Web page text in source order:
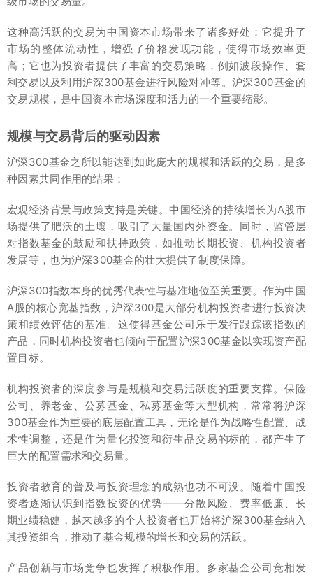
这种高活跃的交易为中国资本市场带来了诸多好处：它提升了
市场的整体流动性，增强了价格发现功能，使得市场效率更
高；它也为投资者提供了丰富的交易策略，例如波段操作、套
利交易以及利用沪深300基金进行风险对冲等。沪深300基金的
交易规模，是中国资本市场深度和活力的一个重要缩影。
规模与交易背后的驱动因素
沪深300基金之所以能达到如此庞大的规模和活跃的交易，是多
种因素共同作用的结果：
宏观经济背景与政策支持是关键。中国经济的持续增长为A股市
场提供了肥沃的土壤，吸引了大量国内外资金。同时，监管层
对指数基金的鼓励和扶持政策，如推动长期投资、机构投资者
发展等，也为沪深300基金的壮大提供了制度保障。
沪深300指数本身的优秀代表性与基准地位至关重要。作为中国
A股的核心宽基指数，沪深300是大部分机构投资者进行投资决
策和绩效评估的基准。这使得基金公司乐于发行跟踪该指数的
产品，同时机构投资者也倾向于配置沪深300基金以实现资产配
置目标。
机构投资者的深度参与是规模和交易活跃度的重要支撑。保险
公司、养老金、公募基金、私募基金等大型机构，常常将沪深
300基金作为重要的底层配置工具，无论是作为战略性配置、战
术性调整，还是作为量化投资和衍生品交易的标的，都产生了
巨大的配置需求和交易量。
投资者教育的普及与投资理念的成熟也功不可没。随着中国投
资者逐渐认识到指数投资的优势——分散风险、费率低廉、长
期业绩稳健，越来越多的个人投资者也开始将沪深300基金纳入
其投资组合，推动了基金规模的增长和交易的活跃。
产品创新与市场竞争也发挥了积极作用。多家基金公司竞相发